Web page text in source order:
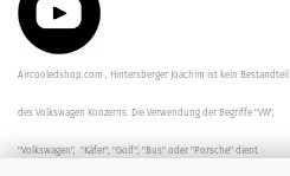
Aircooledshop.com , Hintersberger Joachim ist kein Bestandteil
des Volkswagen Konzerns. Die Verwendung der Begriffe "VW",
"Volkswagen", "Käfer", "Golf", "Bus" oder "Porsche" dient